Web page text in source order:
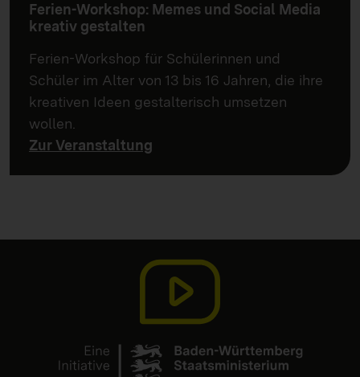
Ferien-Workshop: Memes und Social Media
kreativ gestalten
Ferien-Workshop für Schülerinnen und
Schüler im Alter von 13 bis 16 Jahren, die ihre
kreativen Ideen gestalterisch umsetzen
wollen.
Zur Veranstaltung